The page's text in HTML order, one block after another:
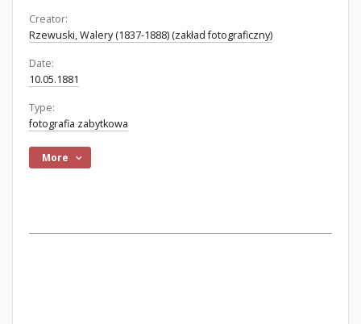
Creator:
Rzewuski, Walery (1837-1888) (zakład fotograficzny)
Date:
10.05.1881
Type:
fotografia zabytkowa
More